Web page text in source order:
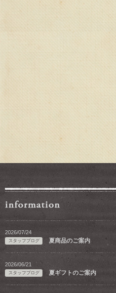
2026/07/24
スタッフブログ 夏商品のご案内
2026/06/21
スタッフブログ 夏ギフトのご案内